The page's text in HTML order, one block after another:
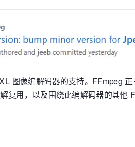
图像编解码器的支持。FFmpeg
用，以及围绕此编解码器的其他